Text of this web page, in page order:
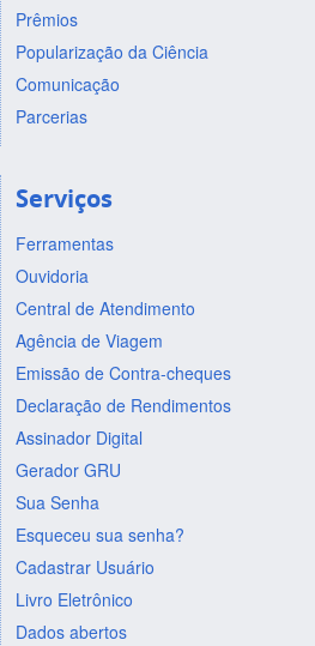
Prêmios
Popularização da Ciência
Comunicação
Parcerias
Serviços
Ferramentas
Ouvidoria
Central de Atendimento
Agência de Viagem
Emissão de Contra-cheques
Declaração de Rendimentos
Assinador Digital
Gerador GRU
Sua Senha
Esqueceu sua senha?
Cadastrar Usuário
Livro Eletrônico
Dados abertos